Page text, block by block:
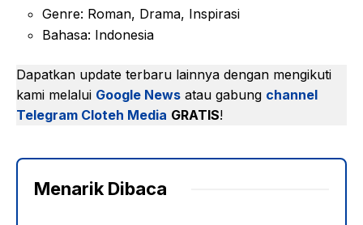
Genre: Roman, Drama, Inspirasi
Bahasa: Indonesia
Dapatkan update terbaru lainnya dengan mengikuti
kami melalui Google News atau gabung channel
Telegram Cloteh Media GRATIS!
Menarik Dibaca